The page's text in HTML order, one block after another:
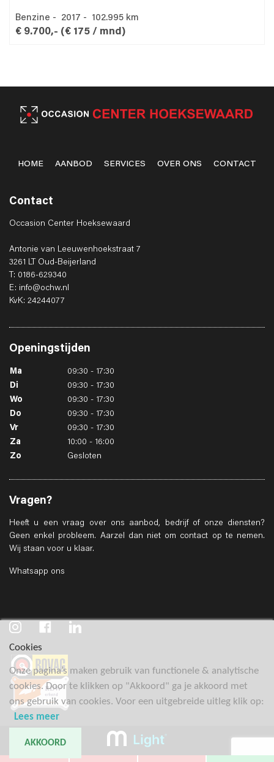
Benzine - 2017 - 102.995 km
€ 9.700,- (€ 175 / mnd)
HOME AANBOD SERVICES OVER ONS CONTACT
Contact
Occasion Center Hoeksewaard
Antonie van Leeuwenhoekstraat 7
3261 LT Oud-Beijerland
T: 0186-629340
E: info@ochw.nl
KvK: 24244077
Openingstijden
Ma
09:30 - 17:30
Di
09:30 - 17:30
Wo
09:30 - 17:30
Do
09:30 - 17:30
Vr
09:30 - 17:30
Za
10:00 - 16:00
Zo
Gesloten
Vragen?
Heeft u een vraag over ons aanbod, bedrijf of onze diensten?
Geen enkel probleem. Aarzel dan niet om contact op te nemen.
Wij staan voor u klaar.
Whatsapp ons
Cookies
Onze pagina’s maken gebruik van functionele & analytische
cookies. Door te klikken op "Akkoord" ga je akkoord met
ons gebruik van cookies. Voor een uitgebreide uitleg klik op:
Lees meer
AKKOORD